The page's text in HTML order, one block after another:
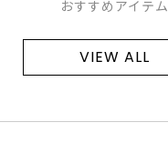
おすすめアイテム
VIEW ALL